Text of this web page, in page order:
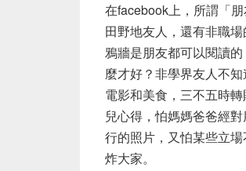
在facebook上，所謂「
田野地友人，還有非職
鴉牆是朋友都可以閱讀
麼才好？非學界友人不
電影和美食，三不五時
兒心得，怕媽媽爸爸經
行的照片，又怕某些立
炸大家。